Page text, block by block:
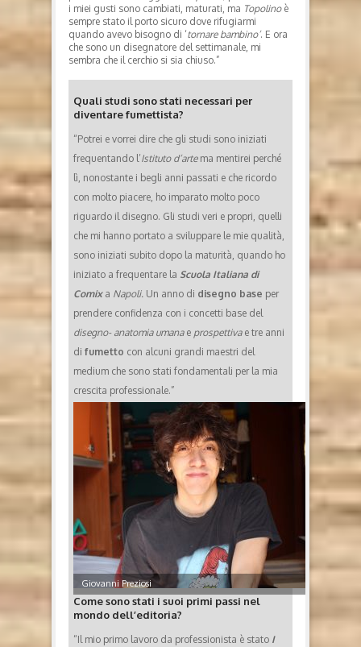
i miei gusti sono cambiati, maturati, ma Topolinoè
sempre stato il porto sicuro dove rifugiarmi
quando avevo bisogno di ‘tornare bambino’. E ora
che sono un disegnatore del settimanale, mi
sembra che il cerchio si sia chiuso.”
Quali studi sono stati necessari per
diventare fumettista?
“Potrei e vorrei dire che gli studi sono iniziati
frequentando l’Istituto d’artema mentirei perché
lì, nonostante i begli anni passati e che ricordo
con molto piacere, ho imparato molto poco
riguardo il disegno. Gli studi veri e propri, quelli
che mi hanno portato a sviluppare le mie qualità,
sono iniziati subito dopo la maturità, quando ho
iniziato a frequentare la Scuola Italiana di
Comixa Napoli. Un anno di disegno base per
prendere confidenza con i concetti base del
disegno- anatomia umanae prospettivae tre anni
di fumetto con alcuni grandi maestri del
medium che sono stati fondamentali per la mia
crescita professionale.”
Giovanni Preziosi
Come sono stati i suoi primi passi nel
mondo dell’editoria?
“Il mio primo lavoro da professionista è stato I